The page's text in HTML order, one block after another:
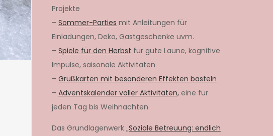
Projekte
– Sommer-Parties mit Anleitungen für
Einladungen, Deko, Gastgeschenke uvm.
– Spiele für den Herbst für gute Laune, kognitive
Impulse, saisonale Aktivitäten
– Grußkarten mit besonderen Effekten basteln
– Adventskalender voller Aktivitäten, eine für
jeden Tag bis Weihnachten
Das Grundlagenwerk „Soziale Betreuung: endlich